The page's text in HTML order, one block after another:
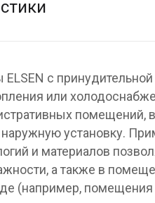
с
или
помещений,
установку.
и материалов
а также в
(например,